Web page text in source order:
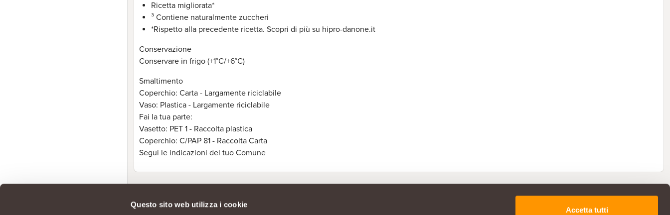
Questo sito web utilizza i cookie
Accetta tutti
Ricetta migliorata*
³ Contiene naturalmente zuccheri
*Rispetto alla precedente ricetta. Scopri di più su hipro-danone.it
Conservazione
Conservare in frigo (+1°C/+6°C)
Smaltimento
Coperchio: Carta - Largamente riciclabile
Vaso: Plastica - Largamente riciclabile
Fai la tua parte:
Vasetto: PET 1 - Raccolta plastica
Coperchio: C/PAP 81 - Raccolta Carta
Segui le indicazioni del tuo Comune